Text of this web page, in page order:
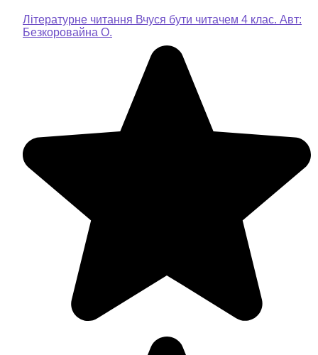
Літературне читання Вчуся бути читачем 4 клас. Авт:
Безкоровайна О.